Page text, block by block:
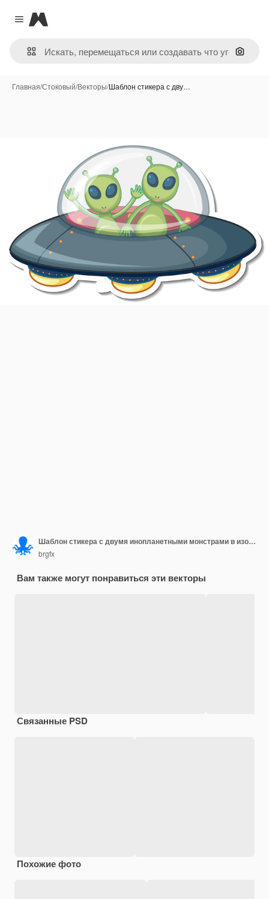
Close menu
Magnific
Поиск
Главная/Стоковый/Векторы/Шаблон стикера с дву…
Шаблон стикера с двумя инопланетными монстрами в изолированном НЛО
brgfx
Вам также могут понравиться эти векторы
Связанные PSD
Похожие фото